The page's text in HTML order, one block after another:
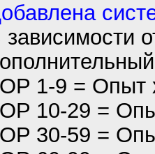
зависимости
1-9 = Опыт
10-29 =
30-59 =